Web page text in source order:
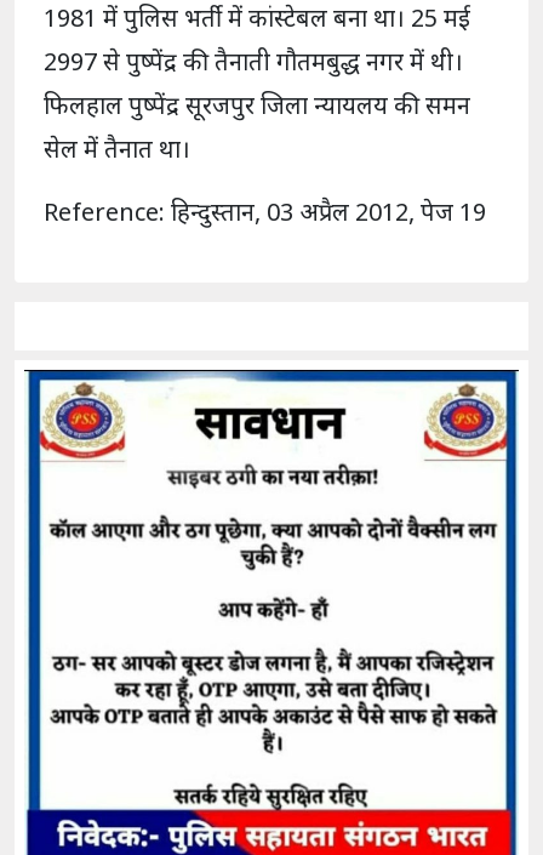
1981 में पुलिस भर्ती में कांस्टेबल बना था। 25 मई
2997 से पुष्पेंद्र की तैनाती गौतमबुद्ध नगर में थी।
फिलहाल पुष्पेंद्र सूरजपुर जिला न्यायलय की समन
सेल में तैनात था।
Reference: हिन्दुस्तान, 03 अप्रैल 2012, पेज 19